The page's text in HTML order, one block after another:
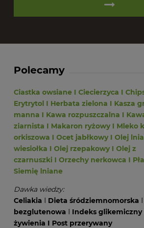
Polecamy
Ciastka owsiane I Ciecierzyca I
Erytrytol I Herbata zielona I Kasza
manna I Kawa rozpuszczalna I
ziarnista I Makaron ryżowyI Mleko
orkiszowa I Ocet jabłkowyI Olej
wiesiołka I Olej rzepakowyI Olej z
czarnuszki I Orzechy nerkowca I
Siemię lniane
Dawka wiedzy:
Celiakia I Dieta śródziemnomorska I
bezglutenowa I Indeks glikemiczny
żywienia I Post przerywany